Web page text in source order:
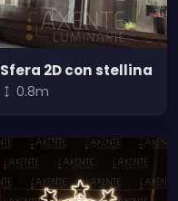
Sfera 2D con stellina
0.8m